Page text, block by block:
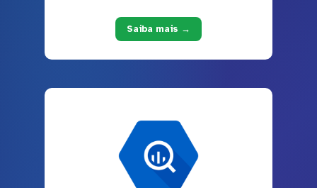
Saiba mais →